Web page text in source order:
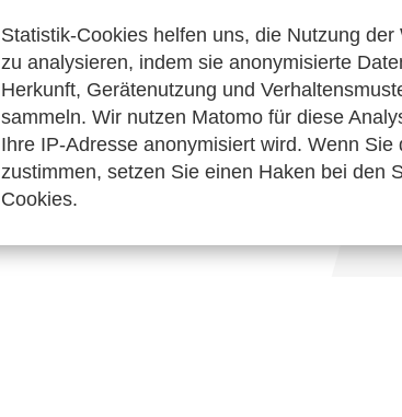
Statistik-Cookies helfen uns, die Nutzung der
zu analysieren, indem sie anonymisierte
Herkunft, Gerätenutzung und
sammeln. Wir nutzen Matomo für diese
Ihre IP-Adresse anonymisiert wird. Wenn Sie
zustimmen, setzen Sie einen Haken bei den
Cookies.